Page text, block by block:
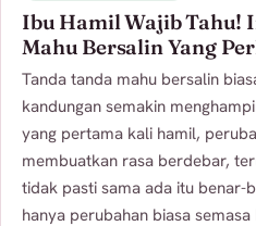
Ibu Hamil Wajib Tahu!
Mahu Bersalin Yang
Tanda tanda mahu bersalin
kandungan semakin
yang pertama kali hamil,
membuatkan rasa berdebar,
tidak pasti sama ada itu benar-
hanya perubahan biasa